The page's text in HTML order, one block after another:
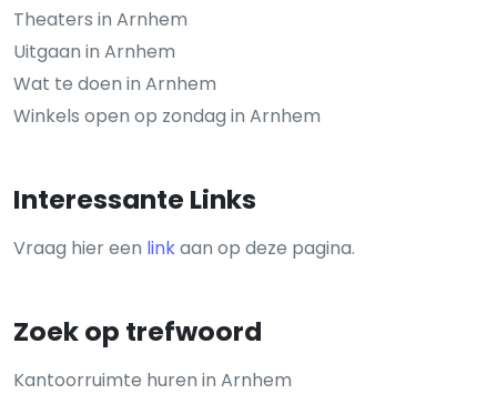
Theaters in Arnhem
Uitgaan in Arnhem
Wat te doen in Arnhem
Winkels open op zondag in Arnhem
Interessante Links
Vraag hier een linkaan op deze pagina.
Zoek op trefwoord
Kantoorruimte huren in Arnhem